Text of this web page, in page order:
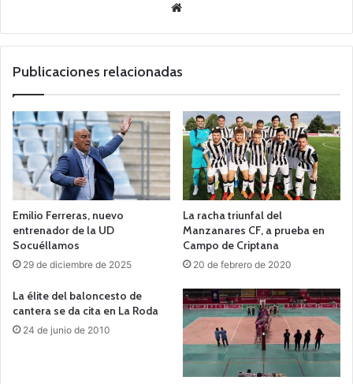
we
Publicaciones relacionadas
Emilio Ferreras, nuevo
entrenador de la UD
Socuéllamos
29 de diciembre de 2025
La racha triunfal del
Manzanares CF, a prueba en
Campo de Criptana
20 de febrero de 2020
La élite del baloncesto de
cantera se da cita en La Roda
24 de junio de 2010